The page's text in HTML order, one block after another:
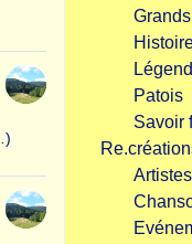
Patois
Savoir